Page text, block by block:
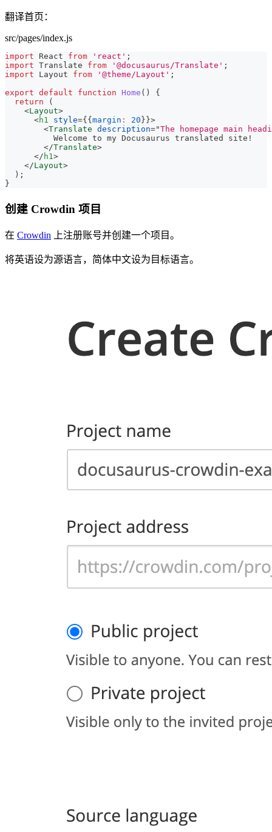
翻译首页：
src/pages/index.js
import React from 'react' ;
import Translate from '@docusaurus/Translate' ;
import
Layout from '@theme/Layout' ;
export default function Home ( )
{
return
(
<Layout>
<h1 style={ { margin : 20 } }>
<Translate description="The homepage main
          Welcome to my Docusaurus translated site!
</Translate>
</ h1>
</Layout>
) ;
}
创建 Crowdin 项目
在 Crowdin 上注册账号并创建一个项目。
将英语设为源语言，简体中文设为目标语言。